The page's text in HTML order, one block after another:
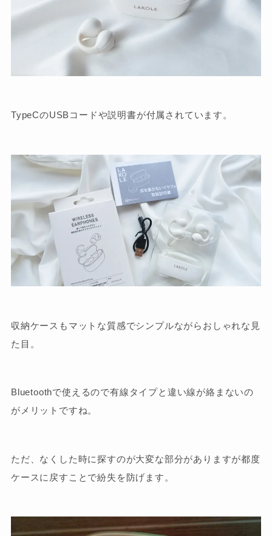
TypeCのUSBコードや説明書が付属されています。
収納ケースもマットな質感でシンプルながらおしゃれな見
た目。
Bluetoothで使えるので有線タイプと違い線が絡まないの
がメリットですね。
ただ、なくした時に探すのが大変な部分がありますが都度
ケースに戻すことで紛失を防げます。